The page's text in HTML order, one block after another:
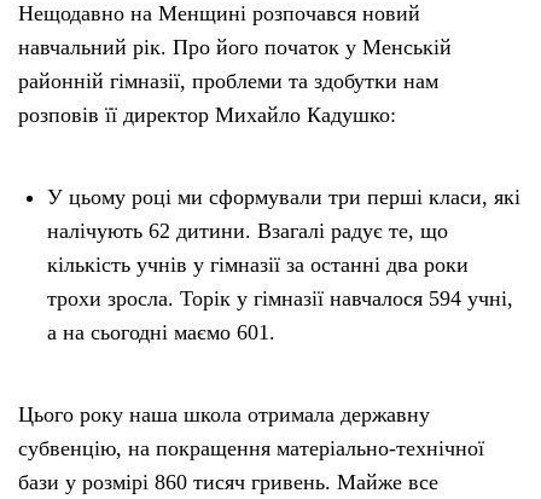
Тендери
Контакти
Рекламні прайси
Редакційна політика
Нещодавно на Менщині розпочався новий
навчальний рік. Про його початок у Менській
районній гімназії, проблеми та здобутки нам
розповів її директор Михайло Кадушко:
У цьому році ми сформували три перші класи, які
налічують 62 дитини. Взагалі радує те, що
кількість учнів у гімназії за останні два роки
трохи зросла. Торік у гімназії навчалося 594 учні,
а на сьогодні маємо 601.
Цього року наша школа отримала державну
субвенцію, на покращення матеріально-технічної
бази у розмірі 860 тисяч гривень. Майже все